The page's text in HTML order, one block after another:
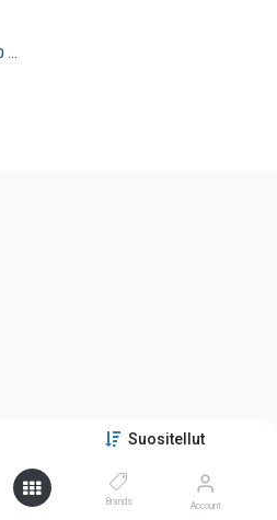
Suositellut
Brands Account
KDC HDMI naaras 90° kulma 20 cm kaapelilla